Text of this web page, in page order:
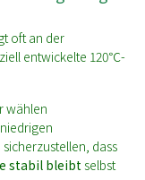
oft an der
entwickelte 120℃-
wählen
dass
stabil bleibt selbst